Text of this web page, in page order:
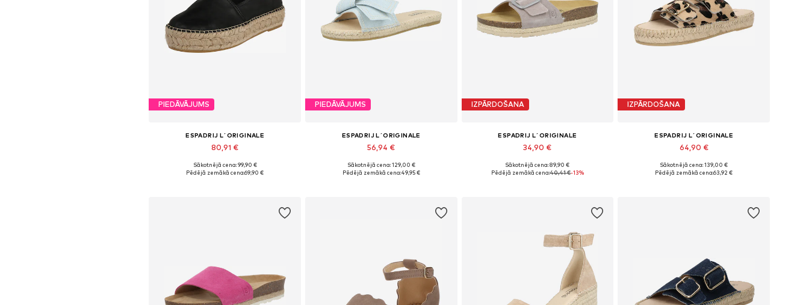
PIEDĀVĀJUMS
ESPADRIJ L´ORIGINALE
80,91 €
Pieejams daudzos izmēros
Sākotnējā cena: 99,90 €
Pēdējā zemākā cena:69,90 €
PIEDĀVĀJUMS
ESPADRIJ L´ORIGINALE
56,94 €
Pieejamie izmēri: 37, 38, 39
Sākotnējā cena: 129,00 €
Pēdējā zemākā cena:49,95 €
IZPĀRDOŠANA
ESPADRIJ L´ORIGINALE
34,90 €
Pieejams daudzos izmēros
Sākotnējā cena: 89,90 €
Pēdējā zemākā cena:40,41 €-13%
IZPĀRDOŠANA
ESPADRIJ L´ORIGINALE
64,90 €
Pieejams daudzos izmēros
Sākotnējā cena: 139,00 €
Pēdējā zemākā cena:63,92 €